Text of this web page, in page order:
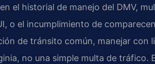
el historial de manejo del DMV,
o el incumplimiento de
de tránsito común, manejar con
no una simple multa de tráfico.